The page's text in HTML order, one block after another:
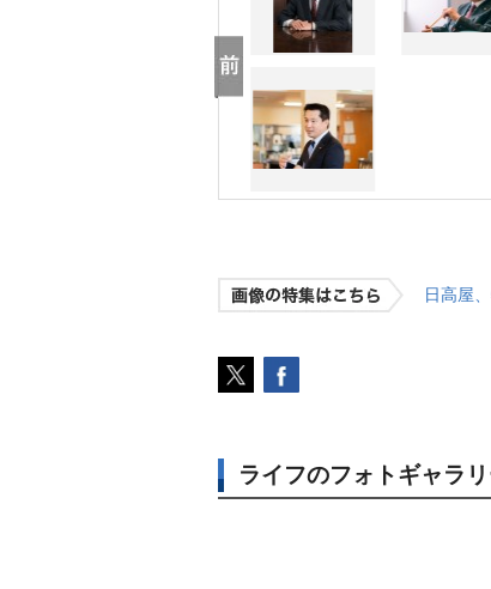
日高屋
ライフのフォトギャラ